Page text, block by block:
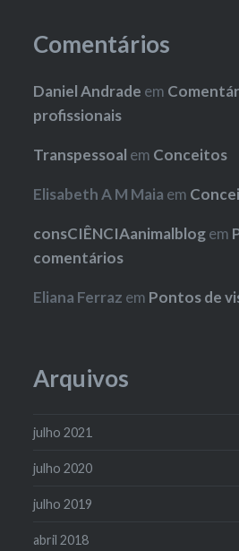
Comentários
Daniel Andrade em
profissionais
Transpessoal em Conceitos
Elisabeth A M Maia em
consCIÊNCIAanimalblogem
comentários
Eliana Ferraz em Pontos de
Arquivos
julho 2021
julho 2020
julho 2019
abril 2018